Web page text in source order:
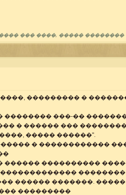
��� ����, ����� ��������
��������� �
�������� ���-��
� ������ ���
����� ������".
� ������������
������ ����������
������ �������.
���������